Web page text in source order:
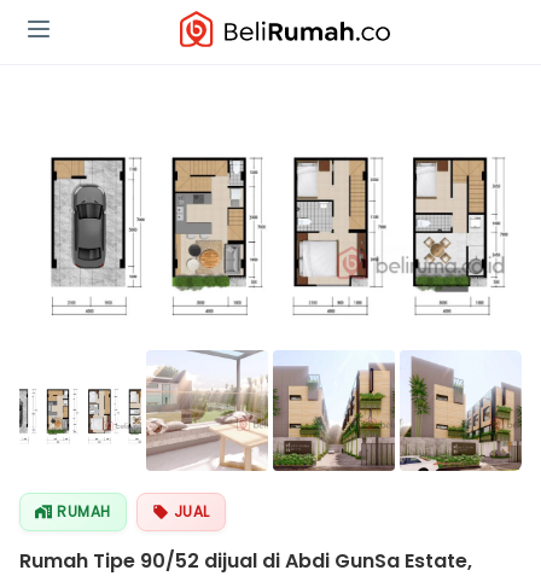
RUMAH JUAL
Rumah Tipe 90/52 dijual di Abdi GunSa Estate,